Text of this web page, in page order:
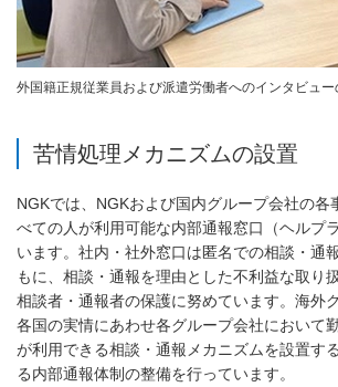
外国籍正規従業員および派遣労働者へのインタビュー
苦情処理メカニズムの設置
NGKでは、NGKおよび国内グループ会社の各
べての人が利用可能な内部通報窓口（ヘルプ
います。社内・社外窓口は匿名での相談・通
もに、相談・通報を理由とした不利益な取り
相談者・通報者の保護に努めています。海外
各国の実情にあわせ各グループ会社において
が利用できる相談・通報メカニズムを設置す
る内部通報体制の整備を行っています。